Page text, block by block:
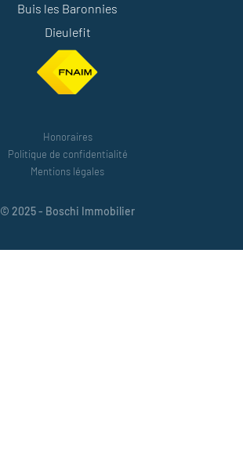
Buis les Baronnies
Dieulefit
Honoraires
Politique de confidentialité
Mentions légales
© 2025 - Boschi Immobilier